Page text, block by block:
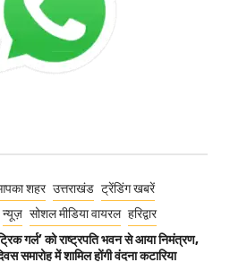
शहर उत्तराखंड ट्रेंडिंग खबरें
न्यूज़ सोशल मीडिया वायरल हरिद्वार
गर्ल’ को राष्ट्रपति भवन से आया निमंत्रण,
समारोह में शामिल होंगी वंदना कटारिया